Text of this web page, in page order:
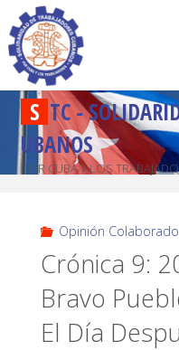
S TC-SOLIDARI
U BANOS
POR CUBA Y LOS
Opinión
Crónica 9:
Bravo
El Día